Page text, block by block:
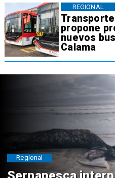
propone
nuevos
Calama
REGIONAL
Regional